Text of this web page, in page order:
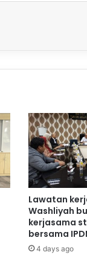
Lawatan
Washliyah
kerjasama
bersama
4 days ago